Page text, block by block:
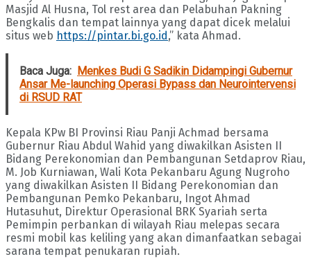
Masjid Al Husna, Tol rest area dan Pelabuhan Pakning
Bengkalis dan tempat lainnya yang dapat dicek melalui
situs web https://pintar.bi.go.id ,” kata Ahmad.
Baca Juga: Menkes Budi G Sadikin Didampingi Gubernur
Ansar Me-launching Operasi Bypass dan Neurointervensi
di RSUD RAT
Kepala KPw BI Provinsi Riau Panji Achmad bersama
Gubernur Riau Abdul Wahid yang diwakilkan Asisten II
Bidang Perekonomian dan Pembangunan Setdaprov Riau,
M. Job Kurniawan, Wali Kota Pekanbaru Agung Nugroho
yang diwakilkan Asisten II Bidang Perekonomian dan
Pembangunan Pemko Pekanbaru, Ingot Ahmad
Hutasuhut, Direktur Operasional BRK Syariah serta
Pemimpin perbankan di wilayah Riau melepas secara
resmi mobil kas keliling yang akan dimanfaatkan sebagai
sarana tempat penukaran rupiah.